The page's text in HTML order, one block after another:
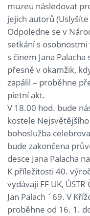
muzeu následovat
jejich autorů
Odpoledne se v
setkání s
s činem Jana
přesně v okamžik,
zapálil – proběhne
pietní akt.
V 18.00 hod. bude
kostele
bohoslužba
bude zakončena
desce Jana Palacha
K příležitosti 40.
vydávají FF UK,
Jan Palach ´69. V
proběhne od 16. 1.